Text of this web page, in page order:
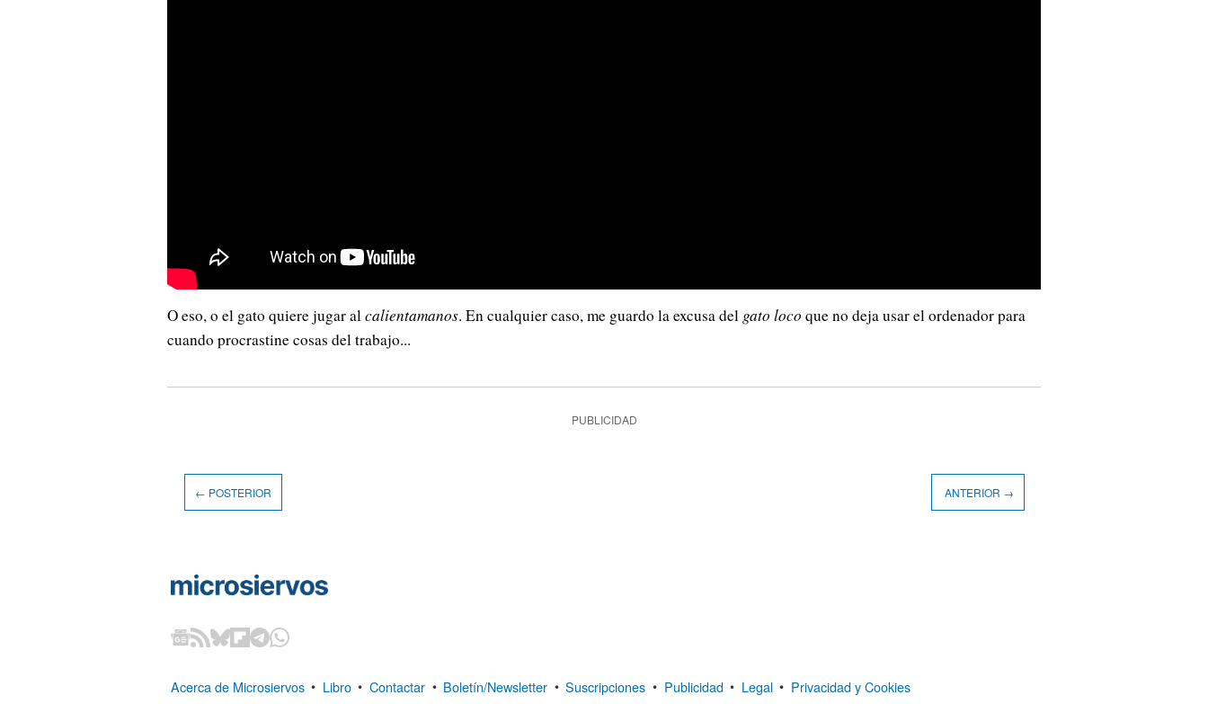
O eso, o el gato quiere jugar alcalientamanos. En cualquier caso, me guardo la excusa del gato loco que no deja usar el ordenador para
cuando procrastine cosas del trabajo...
PUBLICIDAD
← POSTERIOR ANTERIOR →
Acerca de Microsiervos • Libro • Contactar • Boletín/Newsletter • Suscripciones • Publicidad • Legal • Privacidad y Cookies